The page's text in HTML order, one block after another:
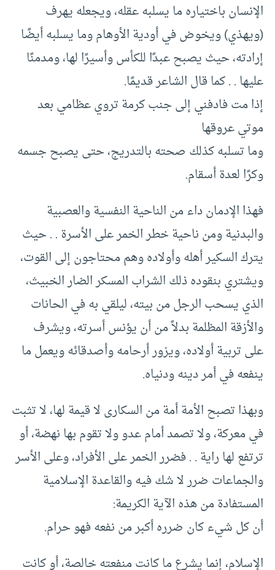
الإنسان باختياره ما يسلبه عقله، ويجعله يهرف
(ويهذي) ويخوض في أودية الأوهام وما يسلبه أيضًا
إرادته، حيث يصبح عبدًا للكأس وأسيرًا لها، ومدمنًا
عليها . . كما قال الشاعر قديمًا.
إذا مت فادفني إلى جنب كرمة تروي عظامي بعد
موتي عروقها
وما تسلبه كذلك صحته بالتدريج، حتى يصبح جسمه
وكرًا لعدة أسقام.
فهذا الإدمان داء من الناحية النفسية والعصبية
والبدنية ومن ناحية خطر الخمر على الأسرة . . حيث
يترك السكير أهله وأولاده وهم محتاجون إلى القوت،
ويشتري بنقوده ذلك الشراب المسكر الضار الخبيث،
الذي يسحب الرجل من بيته، ليلقي به في الحانات
والأزقة المظلمة بدلاً من أن يؤنس أسرته، ويشرف
على تربية أولاده، ويزور أرحامه وأصدقائه ويعمل ما
ينفعه في أمر دينه ودنياه.
وبهذا تصبح الأمة أمة من السكارى لا قيمة لها، لا تثبت
في معركة، ولا تصمد أمام عدو ولا تقوم بها نهضة، أو
ترتفع لها راية . . فضرر الخمر على الأفراد، وعلى الأسر
والجماعات ضرر لا شك فيه والقاعدة الإسلامية
المستفادة من هذه الآية الكريمة:
أن كل شيء كان ضرره أكبر من نفعه فهو حرام.
الإسلام، إنما يشرع ما كانت منفعته خالصة، أو كانت